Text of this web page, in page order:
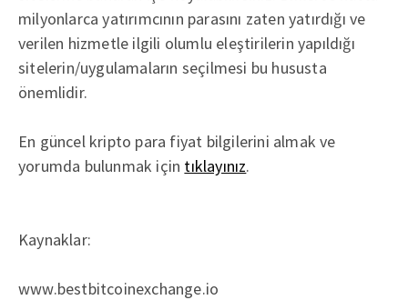
milyonlarca yatırımcının parasını zaten yatırdığı ve
verilen hizmetle ilgili olumlu eleştirilerin yapıldığı
sitelerin/uygulamaların seçilmesi bu hususta
önemlidir.
En güncel kripto para fiyat bilgilerini almak ve
yorumda bulunmak için tıklayınız.
Kaynaklar:
www.bestbitcoinexchange.io